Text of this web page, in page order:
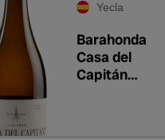
Yecla
Barahonda
Casa del
Capitán